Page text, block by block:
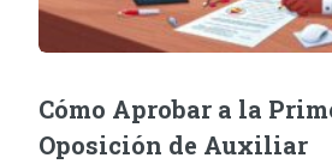
Cómo Aprobar a la
Oposición de Auxiliar